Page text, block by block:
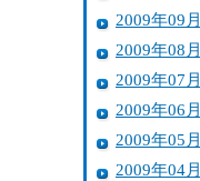
2009年09月
2009年08月
2009年07月
2009年06月
2009年05月
2009年04月